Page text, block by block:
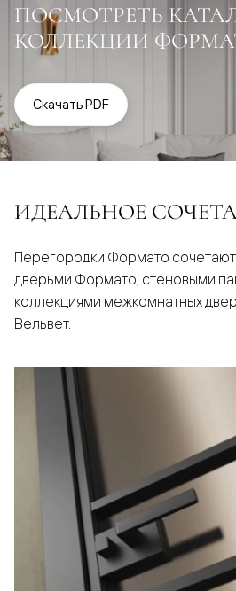
ПОСМОТРЕТЬ
КОЛЛЕКЦИИ
Скачать PDF
ИДЕАЛЬНОЕ
Перегородки Формато
дверьми Формато, стеновыми
коллекциями межкомнатных
Вельвет.